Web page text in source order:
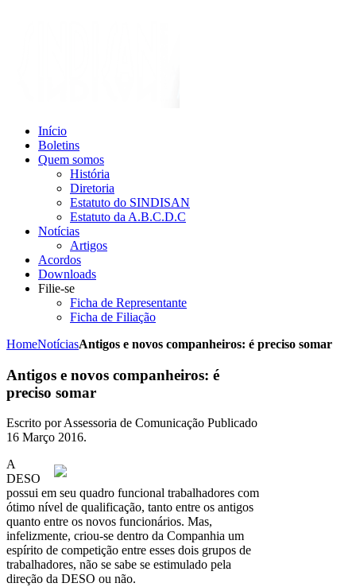
Início
Boletins
Quem somos
História
Diretoria
Estatuto do SINDISAN
Estatuto da A.B.C.D.C
Notícias
Artigos
Acordos
Downloads
Filie-se
Ficha de Representante
Ficha de Filiação
HomeNotíciasAntigos e novos companheiros: é preciso somar
Antigos e novos companheiros: é
preciso somar
Escrito por Assessoria de Comunicação Publicado
16 Março 2016.
A
DESO
possui em seu quadro funcional trabalhadores com
ótimo nível de qualificação, tanto entre os antigos
quanto entre os novos funcionários. Mas,
infelizmente, criou-se dentro da Companhia um
espírito de competição entre esses dois grupos de
trabalhadores, não se sabe se estimulado pela
direção da DESO ou não.